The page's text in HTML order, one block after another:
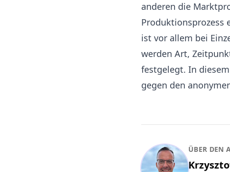
anderen die
Produktionsprozess
ist vor allem bei
werden Art,
festgelegt. In
gegen den
ÜBER DEN